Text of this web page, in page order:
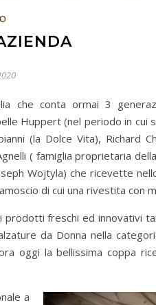
che conta ormai 3
Huppert (nel periodo in cui
(la Dolce Vita), Richard
( famiglia proprietaria
Wojtyla) che ricevette
di cui una rivestita con
prodotti freschi ed innovativi
da Donna nella
oggi la bellissima coppa
a